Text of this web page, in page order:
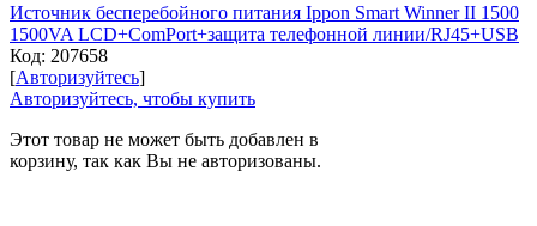
Источник бесперебойного питания Ippon Smart Winner II 1500
1500VA LCD+ComPort+защита телефонной линии/RJ45+USB
Код: 207658
[Авторизуйтесь]
Авторизуйтесь, чтобы купить
Этот товар не может быть добавлен в
корзину, так как Вы не авторизованы.